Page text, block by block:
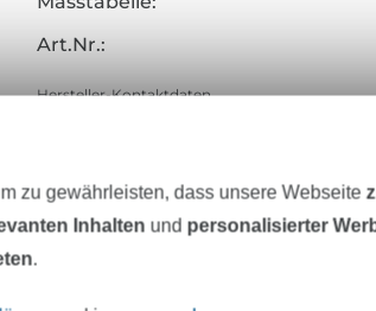
Art.Nr.:
Hersteller-Kontaktdaten
Über 80000 zufriedene Kunden
zu gewährleisten, dass unsere Webseite
Inhalten und personalisierter
.